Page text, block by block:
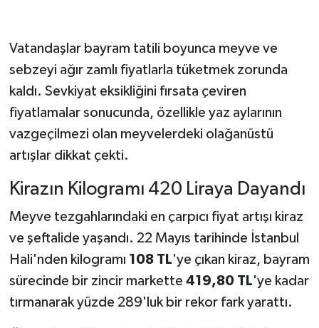
Vatandaşlar bayram tatili boyunca meyve ve
sebzeyi ağır zamlı fiyatlarla tüketmek zorunda
kaldı. Sevkiyat eksikliğini fırsata çeviren
fiyatlamalar sonucunda, özellikle yaz aylarının
vazgeçilmezi olan meyvelerdeki olağanüstü
artışlar dikkat çekti.
Kirazın Kilogramı 420 Liraya Dayandı
Meyve tezgahlarındaki en çarpıcı fiyat artışı kiraz
ve şeftalide yaşandı. 22 Mayıs tarihinde İstanbul
Hali'nden kilogramı 108 TL'ye çıkan kiraz, bayram
sürecinde bir zincir markette 419,80 TL'ye kadar
tırmanarak yüzde 289'luk bir rekor fark yarattı.